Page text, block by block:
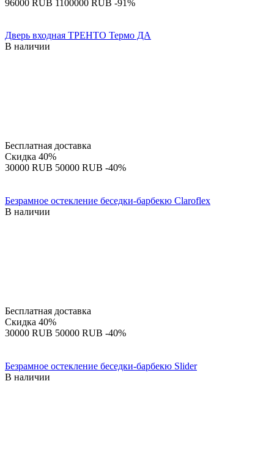
‍96000‍ RUB ‍1100000‍ RUB -91%
Дверь входная ТРЕНТО Термо ДА
В наличии
Бесплатная доставка
Скидка 40%
‍30000‍ RUB ‍50000‍ RUB -40%
Безрамное остекление беседки-барбекю Claroflex
В наличии
Бесплатная доставка
Скидка 40%
‍30000‍ RUB ‍50000‍ RUB -40%
Безрамное остекление беседки-барбекю Slider
В наличии